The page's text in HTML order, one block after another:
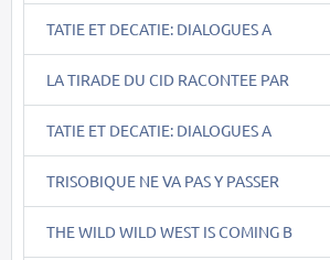
TATIE ET DECATIE: DIALOGUES A
LA TIRADE DU CID RACONTEE PAR
TATIE ET DECATIE: DIALOGUES A
TRISOBIQUE NE VA PAS Y PASSER
THE WILD WILD WEST IS COMING B